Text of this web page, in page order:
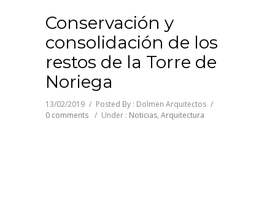
Conservación y
consolidación de los
restos de la Torre de
Noriega
13/02/2019 / Posted By : Dolmen Arquitectos /
0 comments / Under : Noticias, Arquitectura